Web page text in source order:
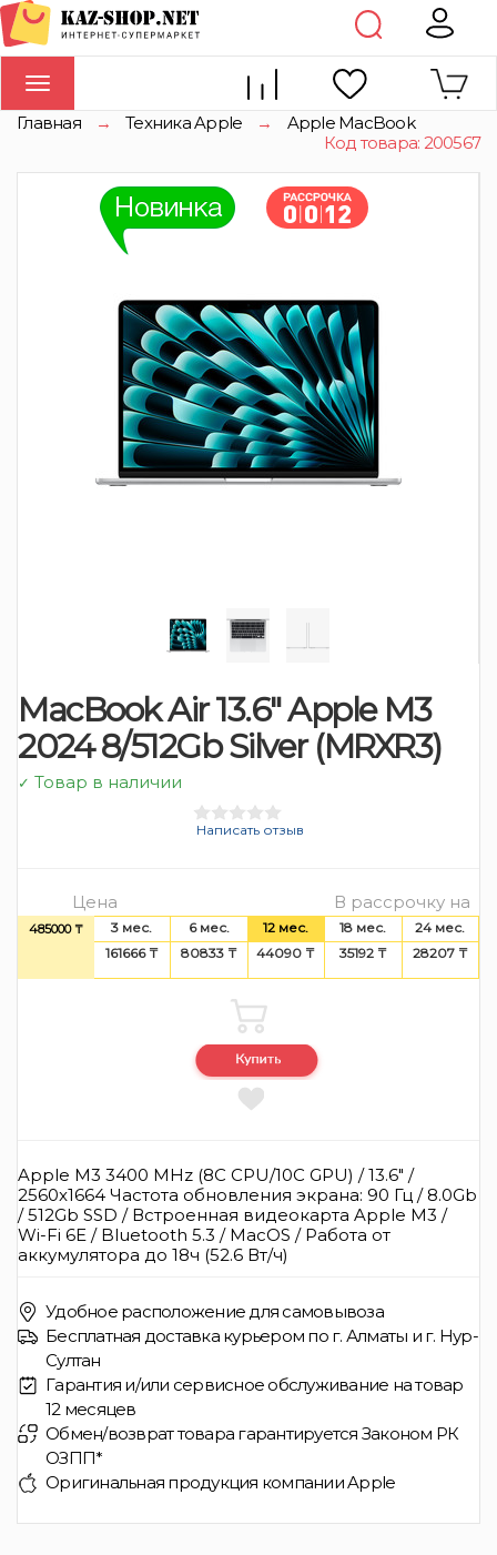
Toggle
navigation
Главная → Техника Apple →
Apple MacBook
Код товара: 200567
MacBook Air 13.6″ Apple M3
2024 8/512Gb Silver (MRXR3)
✓ Товар в наличии
Написать отзыв
Цена В рассрочку на
485000 ₸ 3 мес. 6 мес. 12 мес. 18 мес.
24 мес.
161666 ₸
80833 ₸ 44090 ₸ 35192 ₸ 28207 ₸
Apple M3 3400 MHz (8C CPU/10C GPU) / 13.6" /
2560x1664 Частота обновления экрана: 90 Гц / 8.0Gb
/ 512Gb SSD / Встроенная видеокарта Apple M3 /
Wi-Fi 6E / Bluetooth 5.3 / MacOS / Работа от
аккумулятора до 18ч (52.6 Вт/ч)
Удобное расположение для самовывоза
Бесплатная доставка курьером по г. Алматы и г. Нур-
Султан
Гарантия и/или сервисное обслуживание на товар
12 месяцев
Обмен/возврат товара гарантируется Законом РК
ОЗПП*
Оригинальная продукция компании Apple